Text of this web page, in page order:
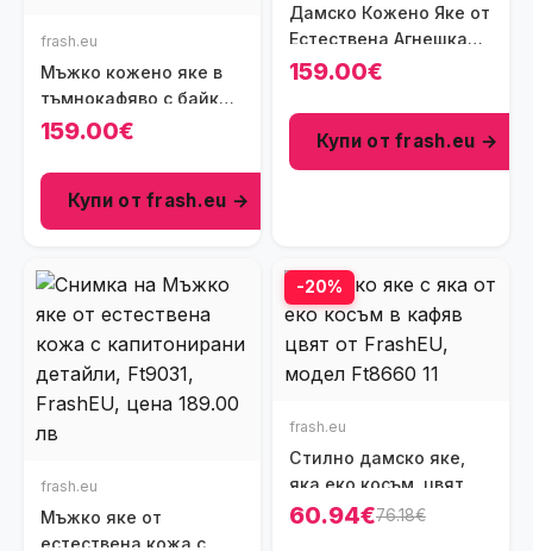
frash.eu
Мъжко кожено яке в
тъмнокафяво с байкър
дизайн и
детайли, Ft8941
159.00€
Купи от frash.eu →
Дамско Кожено Яке от
Естествена Агнешка
Напа в Черен Цвят,
159.00€
Купи от frash.eu →
frash.eu
Мъжко яке от
естествена кожа с
-20%
frash.eu
Стилно дамско яке,
яка еко косъм, цвят
кафяв, Ft8660
60.94€76.18€